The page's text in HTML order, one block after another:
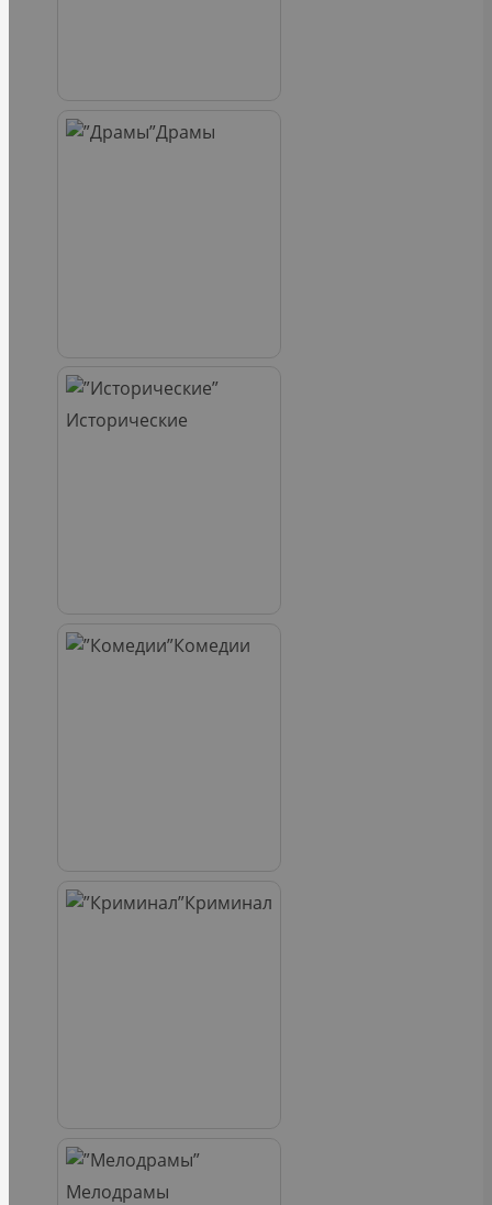
Драмы
Исторические
Комедии
Криминал
Мелодрамы